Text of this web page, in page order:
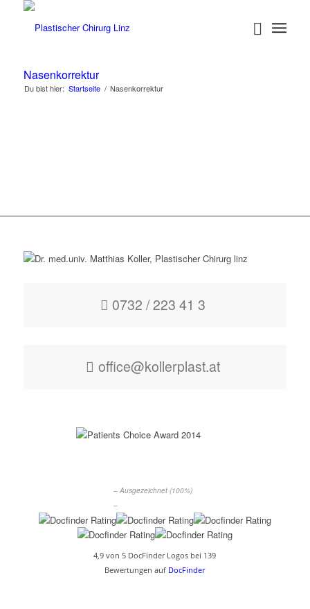
Nasenkorrektur
Du bist hier: Startseite / Nasenkorrektur
0732 / 223 41 3
office@kollerplast.at
– Ausgezeichnet (100%)
–
4,9 von 5 DocFinder Logos bei 139
Bewertungen auf DocFinder